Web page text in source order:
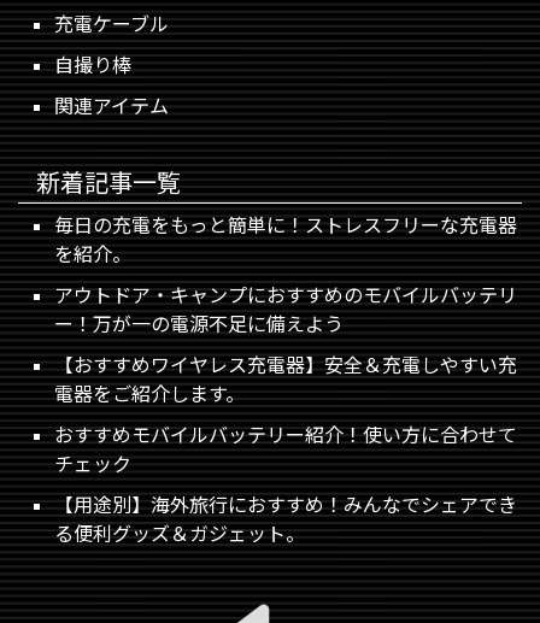
充電ケーブル
自撮り棒
関連アイテム
新着記事一覧
毎日の充電をもっと簡単に！ストレスフリーな充電器
を紹介。
アウトドア・キャンプにおすすめのモバイルバッテリ
ー！万が一の電源不足に備えよう
【おすすめワイヤレス充電器】安全＆充電しやすい充
電器をご紹介します。
おすすめモバイルバッテリー紹介！使い方に合わせて
チェック
【用途別】海外旅行におすすめ！みんなでシェアでき
る便利グッズ＆ガジェット。